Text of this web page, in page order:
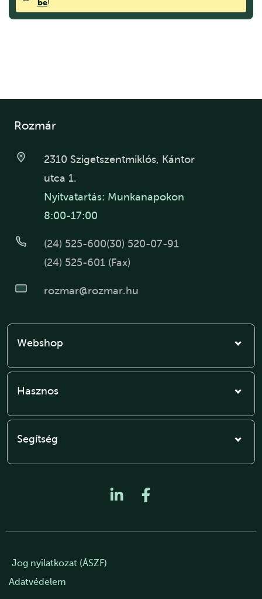
be!
Rozmár
2310 Szigetszentmiklós, Kántor
utca 1.
Nyitvatartás: Munkanapokon
8:00-17:00
(24) 525-600(30) 520-07-91
(24) 525-601 (Fax)
rozmar@rozmar.hu
Webshop
Hasznos
Segítség
Jog nyilatkozat (ÁSZF)
Adatvédelem